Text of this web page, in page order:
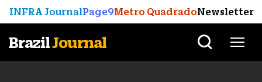
INFRA JournalPage9Metro QuadradoNewsletter
BrazilJournal